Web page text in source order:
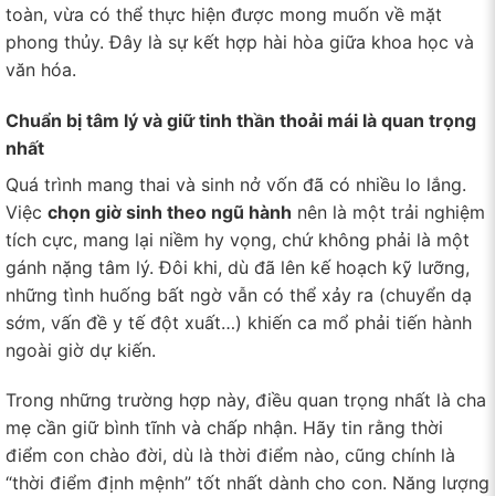
toàn, vừa có thể thực hiện được mong muốn về mặt
phong thủy. Đây là sự kết hợp hài hòa giữa khoa học và
văn hóa.
Chuẩn bị tâm lý và giữ tinh thần thoải mái là quan trọng
nhất
Quá trình mang thai và sinh nở vốn đã có nhiều lo lắng.
Việc chọn giờ sinh theo ngũ hành nên là một trải nghiệm
tích cực, mang lại niềm hy vọng, chứ không phải là một
gánh nặng tâm lý. Đôi khi, dù đã lên kế hoạch kỹ lưỡng,
những tình huống bất ngờ vẫn có thể xảy ra (chuyển dạ
sớm, vấn đề y tế đột xuất…) khiến ca mổ phải tiến hành
ngoài giờ dự kiến.
Trong những trường hợp này, điều quan trọng nhất là cha
mẹ cần giữ bình tĩnh và chấp nhận. Hãy tin rằng thời
điểm con chào đời, dù là thời điểm nào, cũng chính là
“thời điểm định mệnh” tốt nhất dành cho con. Năng lượng